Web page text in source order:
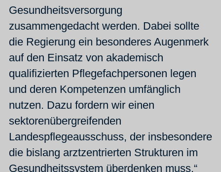
Gesundheitsversorgung
zusammengedacht werden. Dabei sollte
die Regierung ein besonderes Augenmerk
auf den Einsatz von akademisch
qualifizierten Pflegefachpersonen legen
und deren Kompetenzen umfänglich
nutzen. Dazu fordern wir einen
sektorenübergreifenden
Landespflegeausschuss, der insbesondere
die bislang arztzentrierten Strukturen im
Gesundheitssystem überdenken muss.“